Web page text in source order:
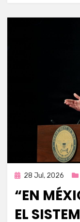
Publicada
28 Jul, 2026
“EN
EL